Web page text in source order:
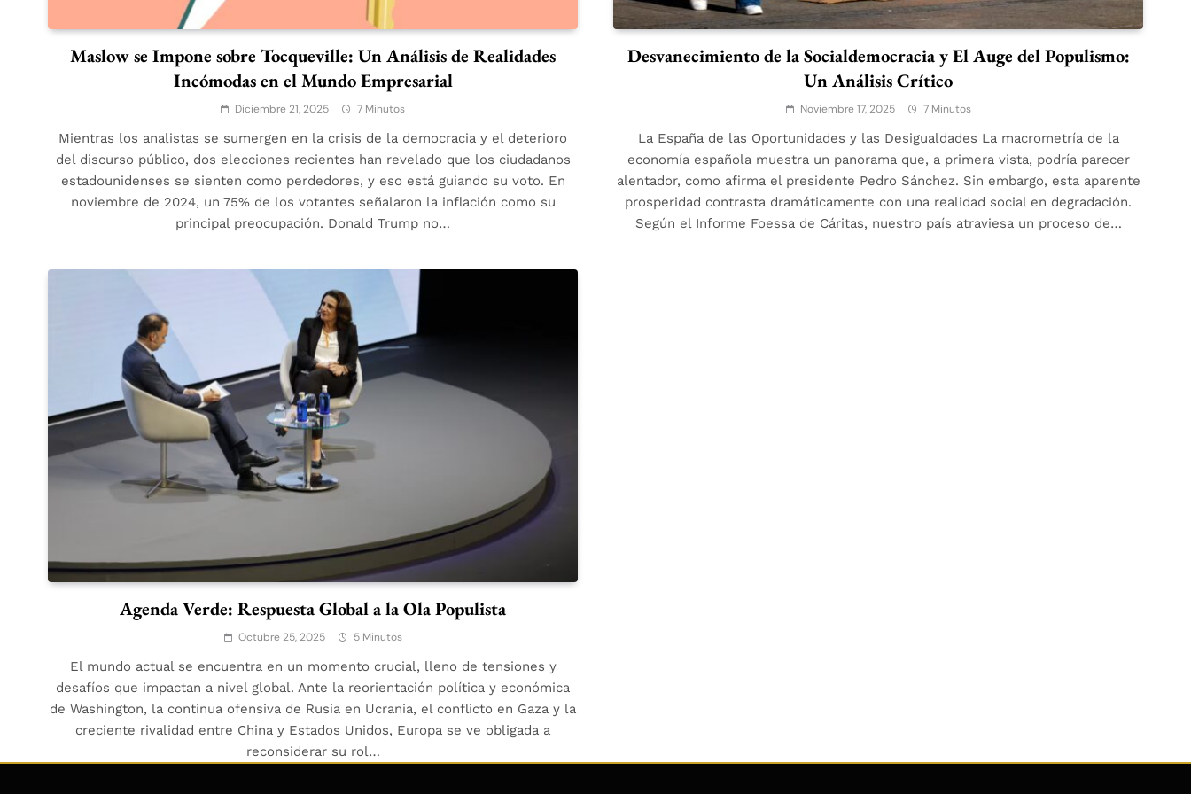
Maslow se Impone sobre Tocqueville: Un Análisis de Realidades
Incómodas en el Mundo Empresarial
Diciembre 21, 2025 7 Minutos
Mientras los analistas se sumergen en la crisis de la democracia y el deterioro
del discurso público, dos elecciones recientes han revelado que los ciudadanos
estadounidenses se sienten como perdedores, y eso está guiando su voto. En
noviembre de 2024, un 75% de los votantes señalaron la inflación como su
principal preocupación. Donald Trump no…
Desvanecimiento de la Socialdemocracia y El Auge del Populismo:
Un Análisis Crítico
Noviembre 17, 2025 7 Minutos
La España de las Oportunidades y las Desigualdades La macrometría de la
economía española muestra un panorama que, a primera vista, podría parecer
alentador, como afirma el presidente Pedro Sánchez. Sin embargo, esta aparente
prosperidad contrasta dramáticamente con una realidad social en degradación.
Según el Informe Foessa de Cáritas, nuestro país atraviesa un proceso de…
Agenda Verde: Respuesta Global a la Ola Populista
Octubre 25, 2025 5 Minutos
El mundo actual se encuentra en un momento crucial, lleno de tensiones y
desafíos que impactan a nivel global. Ante la reorientación política y económica
de Washington, la continua ofensiva de Rusia en Ucrania, el conflicto en Gaza y la
creciente rivalidad entre China y Estados Unidos, Europa se ve obligada a
reconsiderar su rol…